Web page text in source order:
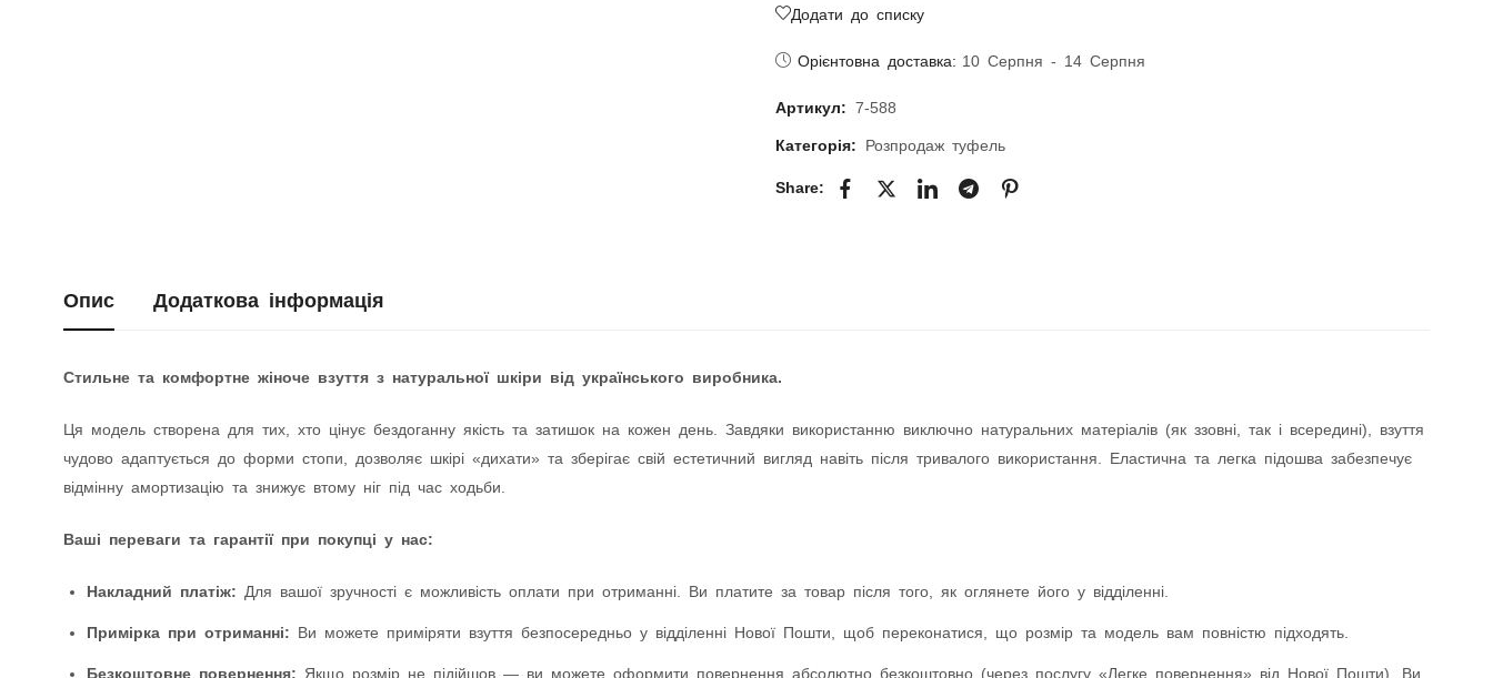
Додати до списку
Орієнтовна доставка: 10 Серпня - 14 Серпня
Артикул: 7-588
Категорія: Розпродаж туфель
Share:
Опис Додаткова інформація
Стильне та комфортне жіноче взуття з натуральної шкіри від українського виробника.
Ця модель створена для тих, хто цінує бездоганну якість та затишок на кожен день. Завдяки використанню виключно натуральних матеріалів (як ззовні, так і всередині), взуття
чудово адаптується до форми стопи, дозволяє шкірі «дихати» та зберігає свій естетичний вигляд навіть після тривалого використання. Еластична та легка підошва забезпечує
відмінну амортизацію та знижує втому ніг під час ходьби.
Ваші переваги та гарантії при покупці у нас:
Накладний платіж: Для вашої зручності є можливість оплати при отриманні. Ви платите за товар після того, як оглянете його у відділенні.
Примірка при отриманні: Ви можете приміряти взуття безпосередньо у відділенні Нової Пошти, щоб переконатися, що розмір та модель вам повністю підходять.
Безкоштовне повернення: Якщо розмір не підійшов — ви можете оформити повернення абсолютно безкоштовно (через послугу «Легке повернення» від Нової Пошти). Ви